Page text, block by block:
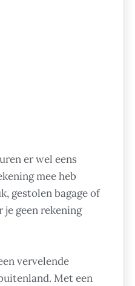
er wel eens
mee heb
gestolen bagage of
je geen rekening
vervelende
Met een